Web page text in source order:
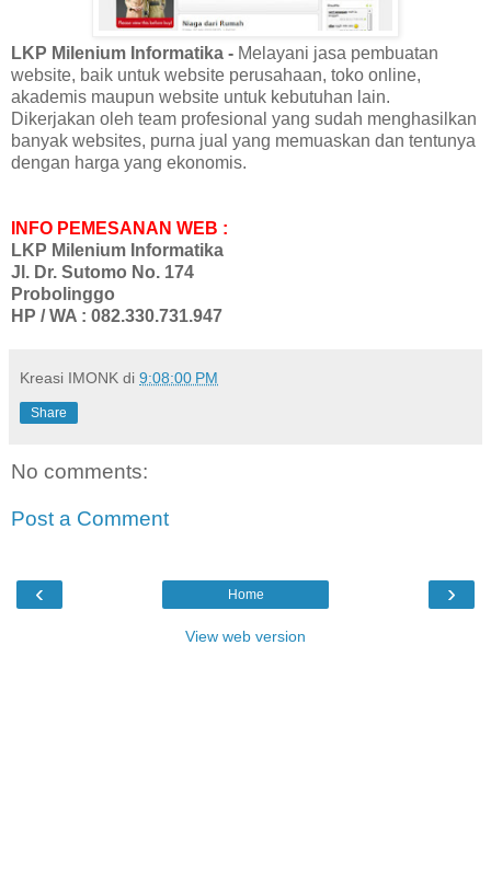
LKP Milenium Informatika - Melayani jasa pembuatan
website, baik untuk website perusahaan, toko online,
akademis maupun website untuk kebutuhan lain.
Dikerjakan oleh team profesional yang sudah menghasilkan
banyak websites, purna jual yang memuaskan dan tentunya
dengan harga yang ekonomis.
INFO PEMESANAN WEB :
LKP Milenium Informatika
Jl. Dr. Sutomo No. 174
Probolinggo
HP / WA : 082.330.731.947
Kreasi IMONK di 9:08:00 PM
Share
No comments:
Post a Comment
‹ ›
Home
View web version